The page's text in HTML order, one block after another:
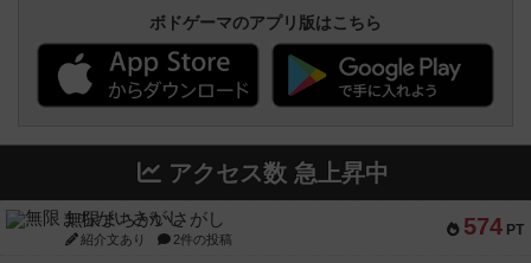
ボドゲーマのアプリ版はこちら
アクセス数 急上昇中
574 PT
無限まちがいさがし
紹介文あり 2件の投稿